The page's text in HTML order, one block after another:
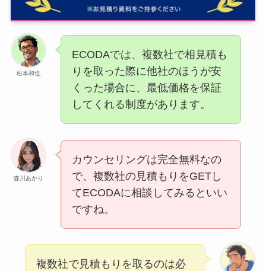
松本和也
ECODAでは、複数社で相見積も
りを取った際に他社のほうが安
くった場合に、最低価格を保証
してくれる制度があります。
森川あかり
カウンセリングは完全無料なの
で、複数社の見積もりをGETし
てECODAに相談してみるといい
ですね。
複数社で見積もりを取るのは必